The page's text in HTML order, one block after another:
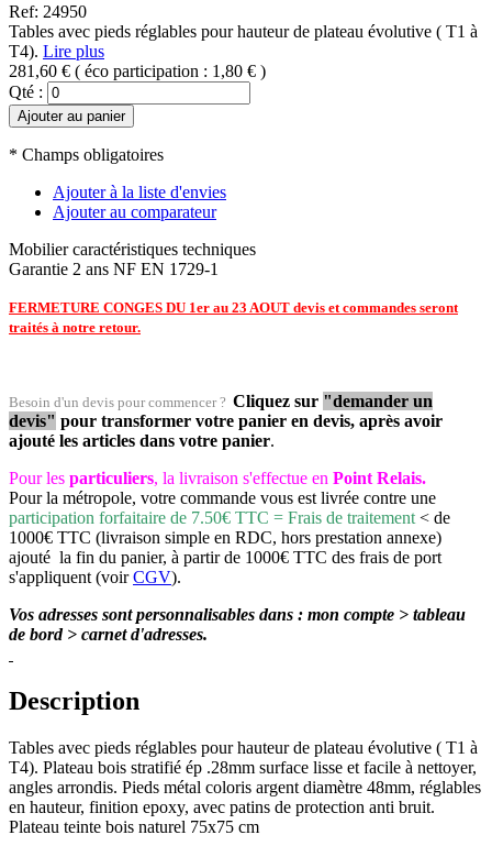
Ref: 24950
Tables avec pieds réglables pour hauteur de plateau évolutive ( T1 à
T4). Lire plus
281,60 € ( éco participation : 1,80 € )
Qté :
Ajouter au panier
* Champs obligatoires
Ajouter à la liste d'envies
Ajouter au comparateur
Mobilier caractéristiques techniques
Garantie 2 ans NF EN 1729-1
FERMETURE CONGES DU 1er au 23 AOUT devis et commandes seront
traités à notre retour.
Besoin d'un devis pour commencer ? Cliquez sur "demander un
devis" pour transformer votre panier en devis, après avoir
ajouté les articles dans votre panier.
Pour les particuliers, la livraison s'effectue en Point Relais.
Pour la métropole, votre commande vous est livrée contre une
participation forfaitaire de 7.50€ TTC = Frais de traitement < de
1000€ TTC (livraison simple en RDC, hors prestation annexe)
ajouté la fin du panier, à partir de 1000€ TTC des frais de port
s'appliquent (voirCGV).
Vos adresses sont personnalisables dans : mon compte > tableau
de bord > carnet d'adresses.
Description
Tables avec pieds réglables pour hauteur de plateau évolutive ( T1 à
T4). Plateau bois stratifié ép .28mm surface lisse et facile à nettoyer,
angles arrondis. Pieds métal coloris argent diamètre 48mm, réglables
en hauteur, finition epoxy, avec patins de protection anti bruit.
Plateau teinte bois naturel 75x75 cm